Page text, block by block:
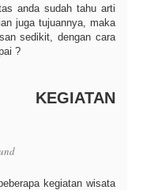
anda sudah tahu arti
juga tujuannya, maka
sedikit, dengan cara
?
KEGIATAN
kegiatan wisata